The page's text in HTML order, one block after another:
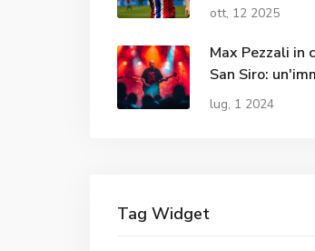
Norvegia 5‑0
ott, 12 2025
Max Pezzali in
San Siro:
negli anni '90
54.000
lug, 1 2024
Tag Widget